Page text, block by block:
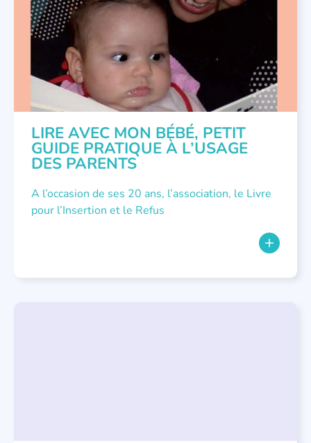
PETITE ENFANCE
LIRE AVEC MON BÉBÉ, PETIT
GUIDE PRATIQUE À L’USAGE
DES PARENTS
A l’occasion de ses 20 ans, l’association, le Livre
pour l’Insertion et le Refus